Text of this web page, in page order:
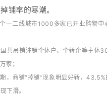
铺率的寒潮。
一二线城市1000多家已开业购物中
共吊销注销个体户、个转企等主体
家；
，商铺“掉铺”现象明显好转，
下滑。